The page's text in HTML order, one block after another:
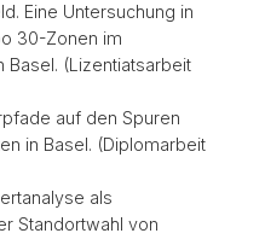
Eine Untersuchung in
30-Zonen im
Basel. (Lizentiatsarbeit
auf den Spuren
in Basel. (Diplomarbeit
als
Standortwahl von